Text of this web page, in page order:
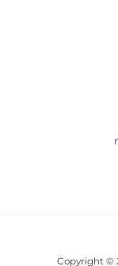
Copyright ©